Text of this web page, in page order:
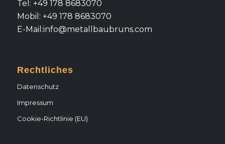
Tel: +49 178 8683070
Mobil: +49 178 8683070
E-Mail:info@metallbaubruns.com
Rechtliches
Datenschutz
Impressum
Cookie-Richtlinie (EU)